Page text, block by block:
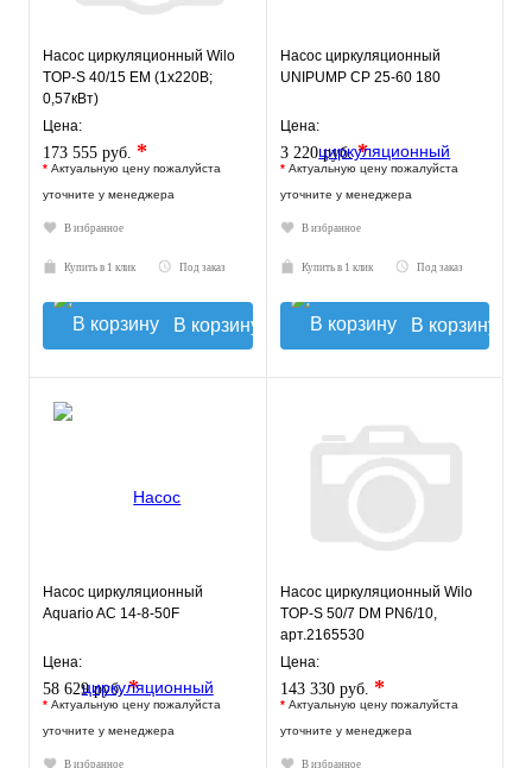
Насос циркуляционный Wilo
TOP-S 40/15 EM (1х220В;
0,57кВт)
Цена:
173 555 руб. *
* Актуальную цену пожалуйста
уточните у менеджера
В избранное
Купить в 1 клик Под заказ
В корзину
Насос циркуляционный
UNIPUMP CP 25-60 180
Цена:
3 220 руб.*
* Актуальную цену пожалуйста
уточните у менеджера
В избранное
Купить в 1 клик Под заказ
В корзину
Насос циркуляционный
Aquario AC 14-8-50F
Цена:
58 629 руб.*
* Актуальную цену пожалуйста
уточните у менеджера
В избранное
Насос циркуляционный Wilo
TOP-S 50/7 DM PN6/10,
арт.2165530
Цена:
143 330 руб. *
* Актуальную цену пожалуйста
уточните у менеджера
В избранное